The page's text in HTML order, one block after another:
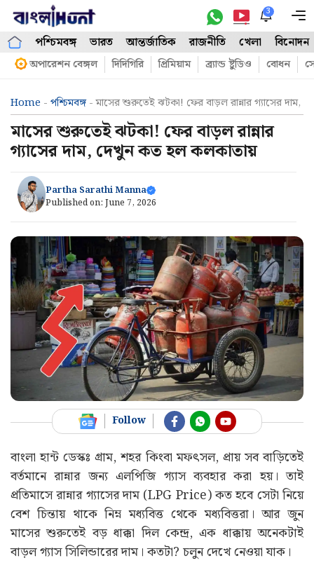
Skip
content
3
পশ্চিমবঙ্গ ভারত আন্তর্জাতিক রাজনীতি খেলা বিনোদন
অপারেশন বেঙ্গল দিদিগিরি প্রিমিয়াম ব্র্যান্ড ষ্টুডিও বোধন
Home - পশ্চিমবঙ্গ-মাসের শুরুতেই ঝটকা! ফের বাড়ল রান্নার গ্যাসের
মাসের শুরুতেই ঝটকা! ফের বাড়ল রান্নার
গ্যাসের দাম, দেখুন কত হল কলকাতায়
Partha Sarathi Manna
Published on: June 7, 2026
Follow
বাংলা হান্ট ডেস্কঃ গ্রাম, শহর কিংবা মফৎসল, প্রায় সব বাড়িতেই
বর্তমানে রান্নার জন্য এলপিজি গ্যাস ব্যবহার করা হয়। তাই
প্রতিমাসে রান্নার গ্যাসের দাম (LPG Price) কত হবে সেটা নিয়ে
বেশ চিন্তায় থাকে নিম্ন মধ্যবিত্ত থেকে মধ্যবিত্তরা। আর জুন
মাসের শুরুতেই বড় ধাক্কা দিল কেন্দ্র, এক ধাক্কায় অনেকটাই
বাড়ল গ্যাস সিলিন্ডারের দাম। কতটা? চলুন দেখে নেওয়া যাক।